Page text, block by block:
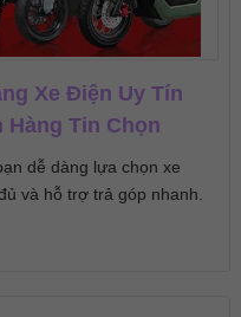
Xe Điện Uy Tín
Tin Chọn
dễ dàng lựa chọn xe
và hỗ trợ trả góp nhanh.